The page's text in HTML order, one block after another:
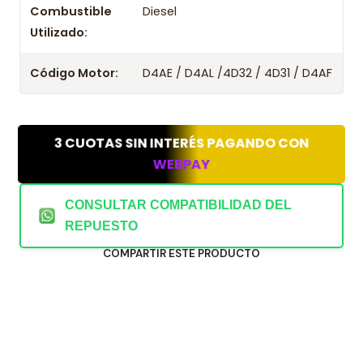
Combustible
Utilizado:
Diesel
Código Motor: D4AE / D4AL /4D32 / 4D31 / D4AF
3 CUOTAS SIN INTERÉS PAGANDO CON
WEBPAY
CONSULTAR COMPATIBILIDAD DEL
REPUESTO
COMPARTIR ESTE PRODUCTO